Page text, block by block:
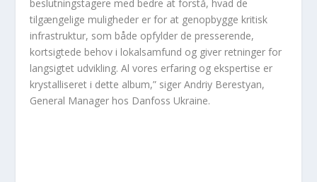
beslutningstagere med bedre at forstå, hvad de
tilgængelige muligheder er for at genopbygge kritisk
infrastruktur, som både opfylder de presserende,
kortsigtede behov i lokalsamfund og giver retninger for
langsigtet udvikling. Al vores erfaring og ekspertise er
krystalliseret i dette album,” siger Andriy Berestyan,
General Manager hos Danfoss Ukraine.